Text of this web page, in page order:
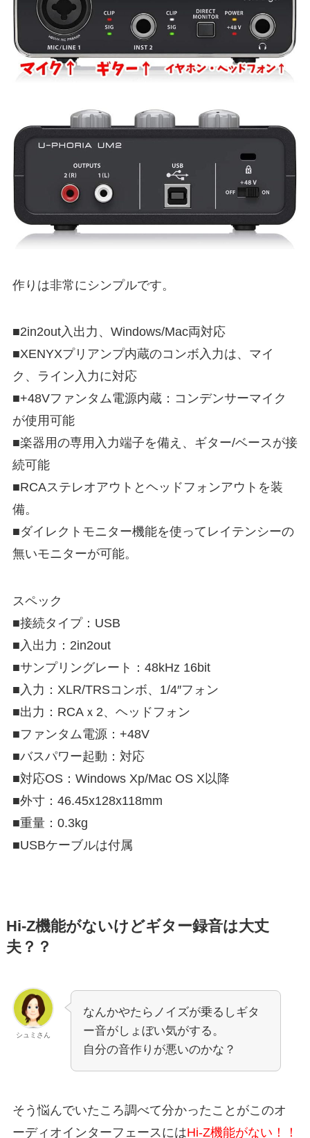
作りは非常にシンプルです。
■2in2out入出力、Windows/Mac両対応
■XENYXプリアンプ内蔵のコンボ入力は、マイ
ク、ライン入力に対応
■+48Vファンタム電源内蔵：コンデンサーマイク
が使用可能
■楽器用の専用入力端子を備え、ギター/ベースが接
続可能
■RCAステレオアウトとヘッドフォンアウトを装
備。
■ダイレクトモニター機能を使ってレイテンシーの
無いモニターが可能。
スペック
■接続タイプ：USB
■入出力：2in2out
■サンプリングレート：48kHz 16bit
■入力：XLR/TRSコンボ、1/4″フォン
■出力：RCAｘ2、ヘッドフォン
■ファンタム電源：+48V
■バスパワー起動：対応
■対応OS：Windows Xp/Mac OS X以降
■外寸：46.45x128x118mm
■重量：0.3kg
■USBケーブルは付属
Hi-Z機能がないけどギター録音は大丈
夫？？
シュミさん
なんかやたらノイズが乗るしギタ
ー音がしょぼい気がする。
自分の音作りが悪いのかな？
そう悩んでいたころ調べて分かったことがこのオ
ーディオインターフェースにはHi-Z機能がない！！